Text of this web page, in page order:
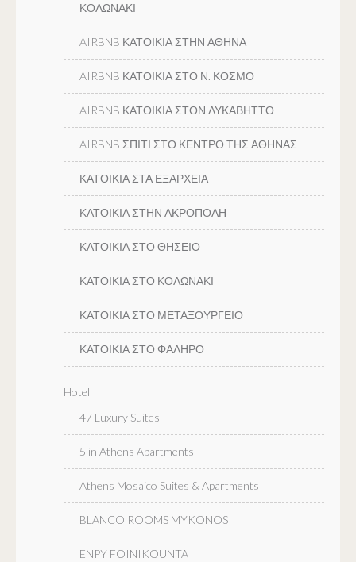
ΚΟΛΩΝΑΚΙ
AIRBNB ΚΑΤΟΙΚΙΑ ΣΤΗΝ ΑΘΗΝΑ
AIRBNB ΚΑΤΟΙΚΙΑ ΣΤΟ Ν. ΚΟΣΜΟ
AIRBNB ΚΑΤΟΙΚΙΑ ΣΤΟΝ ΛΥΚΑΒΗΤΤΟ
AIRBNB ΣΠΙΤΙ ΣΤΟ ΚΕΝΤΡΟ ΤΗΣ ΑΘΗΝΑΣ
ΚΑΤΟΙΚΙΑ ΣΤΑ ΕΞΑΡΧΕΙΑ
ΚΑΤΟΙΚΙΑ ΣΤΗΝ ΑΚΡΟΠΟΛΗ
ΚΑΤΟΙΚΙΑ ΣΤΟ ΘΗΣΕΙΟ
ΚΑΤΟΙΚΙΑ ΣΤΟ ΚΟΛΩΝΑΚΙ
ΚΑΤΟΙΚΙΑ ΣΤΟ ΜΕΤΑΞΟΥΡΓΕΙΟ
ΚΑΤΟΙΚΙΑ ΣΤΟ ΦΑΛΗΡΟ
Hotel
47 Luxury Suites
5 in Athens Apartments
Athens Mosaico Suites & Apartments
BLANCO ROOMS MYKONOS
ENPY FOINIKOUNTA